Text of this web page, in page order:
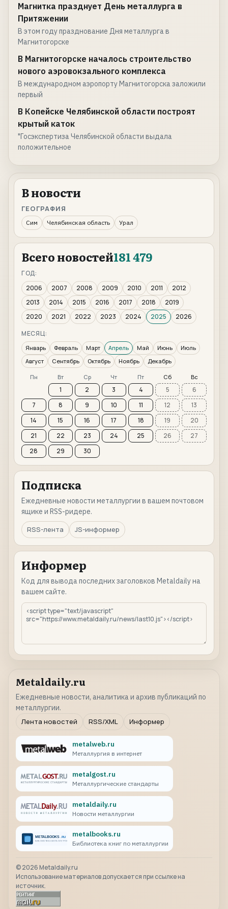
Магнитка празднует День металлурга в
Притяжении
В этом году празднование Дня металлурга в
Магнитогорске
В Магнитогорске началось строительство
нового аэровокзального комплекса
В международном аэропорту Магнитогорска заложили
первый
В Копейске Челябинской области построят
крытый каток
"Госэкспертиза Челябинской области выдала
положительное
В новости
ГЕОГРАФИЯ
Сим Челябинская область Урал
Всего новостей181 479
ГОД:
2006
2007 2008 2009 2010 2011
2012
2013
2014 2015 2016 2017 2018
2019
2020
2021 2022 2023 2024 2025
2026
МЕСЯЦ:
Январь Февраль Март Апрель Май Июнь
Июль
Август
Сентябрь Октябрь Ноябрь Декабрь
Пн Вт Ср Чт Пт Сб Вс
1 2 3 4 5
6
7
8 9 10 11 12
13
14
15 16 17 18 19
20
21
22 23 24 25 26
27
28
29 30
Подписка
Ежедневные новости металлургии в вашем почтовом
ящике и RSS-ридере.
RSS-лента
JS-информер
Информер
Код для вывода последних заголовков Metaldaily на
вашем сайте.
Metaldaily.ru
Ежедневные новости, аналитика и архив публикаций по
металлургии.
Лента новостей
RSS/XML Информер
metalweb.ru
Металлургия в интернет
metalgost.ru
Металлургические стандарты
metaldaily.ru
Новости металлургии
metalbooks.ru
Библиотека книг по металлургии
©2026 Metaldaily.ru
Использование материалов допускается при ссылке на
источник.